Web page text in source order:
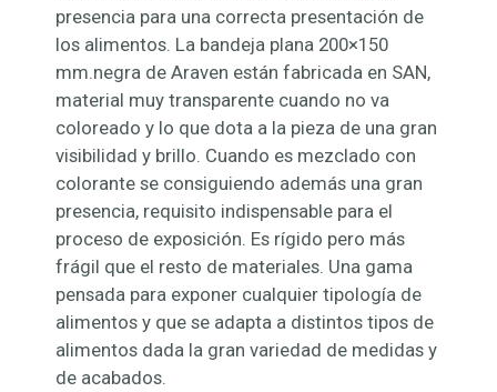
presencia para una correcta presentación de
los alimentos. La bandeja plana 200×150
mm.negra de Araven están fabricada en SAN,
material muy transparente cuando no va
coloreado y lo que dota a la pieza de una gran
visibilidad y brillo. Cuando es mezclado con
colorante se consiguiendo además una gran
presencia, requisito indispensable para el
proceso de exposición. Es rígido pero más
frágil que el resto de materiales. Una gama
pensada para exponer cualquier tipología de
alimentos y que se adapta a distintos tipos de
alimentos dada la gran variedad de medidas y
de acabados.